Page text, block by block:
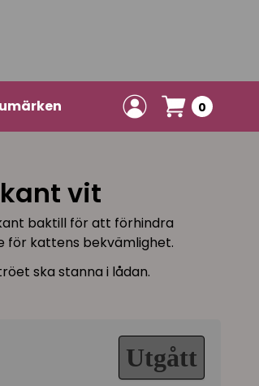
0
vit
baktill för att förhindra
för kattens bekvämlighet.
ska stanna i lådan.
Utgått